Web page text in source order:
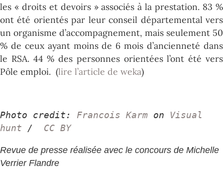
les « droits et devoirs » associés à la prestation. 83 %
ont été orientés par leur conseil départemental vers
un organisme d’accompagnement, mais seulement 50
% de ceux ayant moins de 6 mois d’ancienneté dans
le RSA. 44 % des personnes orientées l’ont été vers
Pôle emploi. (lire l’article de weka)
Photo credit: Francois Karm on Visual
hunt / CC BY
Revue de presse réalisée avec le concours de Michelle
Verrier Flandre